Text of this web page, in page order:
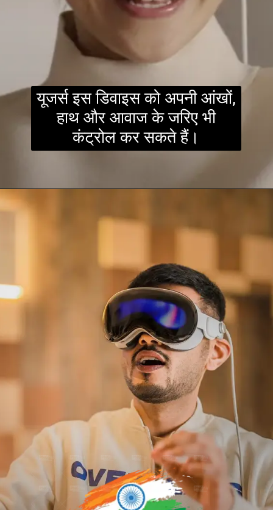
यूजर्स इस डिवाइस को अपनी आंखों,
हाथ और आवाज के जरिए भी
कंट्रोल कर सकते हैं।